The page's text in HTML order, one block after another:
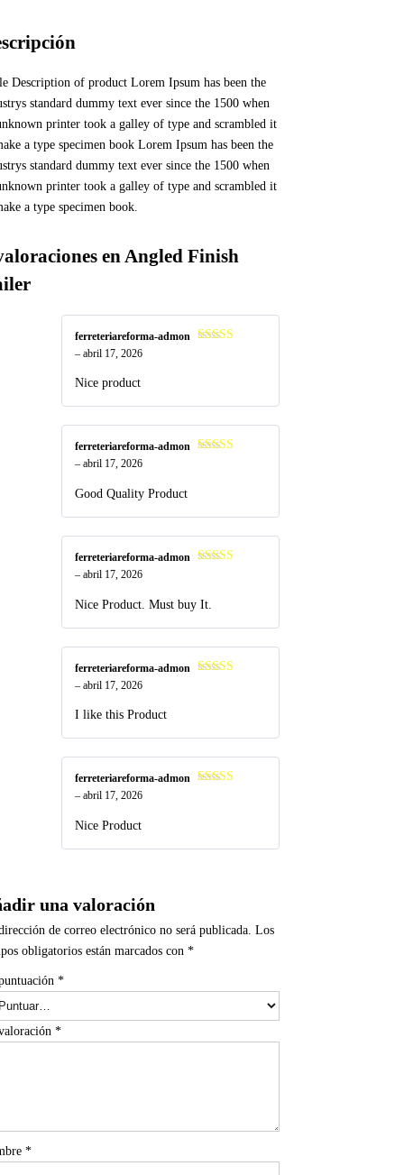
Description of product Lorem Ipsum has been the
standard dummy text ever since the 1500 when
printer took a galley of type and scrambled it
a type specimen book Lorem Ipsum has been the
standard dummy text ever since the 1500 when
printer took a galley of type and scrambled it
a type specimen book.
enAngled Finish
ferreteriareforma-admon
– abril 17, 2026
Nice product
ferreteriareforma-admon
– abril 17, 2026
Good Quality Product
ferreteriareforma-admon
– abril 17, 2026
Nice Product. Must buy It.
ferreteriareforma-admon
– abril 17, 2026
I like this Product
ferreteriareforma-admon
– abril 17, 2026
Nice Product
una valoración
de correo electrónico no será publicada. Los
obligatorios están marcados con *
*
*
*